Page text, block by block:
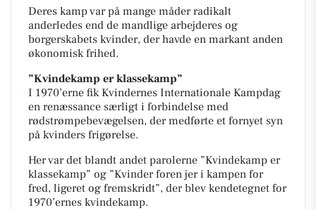
Deres kamp var på mange måder radikalt
anderledes end de mandlige arbejderes og
borgerskabets kvinder, der havde en markant anden
økonomisk frihed.
”Kvindekamp er klassekamp”
I 1970’erne fik Kvindernes Internationale Kampdag
en renæssance særligt i forbindelse med
rødstrømpebevægelsen, der medførte et fornyet syn
på kvinders frigørelse.
Her var det blandt andet parolerne ”Kvindekamp er
klassekamp” og ”Kvinder foren jer i kampen for
fred, ligeret og fremskridt”, der blev kendetegnet for
1970’ernes kvindekamp.